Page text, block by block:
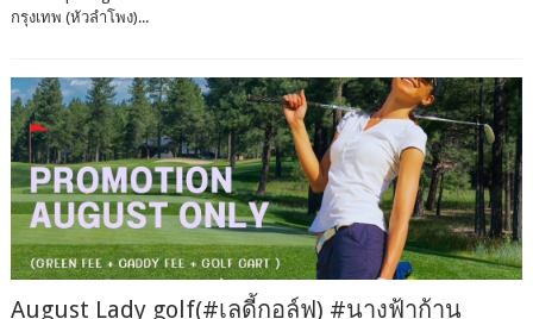
กรุงเทพ (หัวลำโพง)...
August Lady golf(#เลดี้กอล์ฟ) #นางฟ้าก้าน